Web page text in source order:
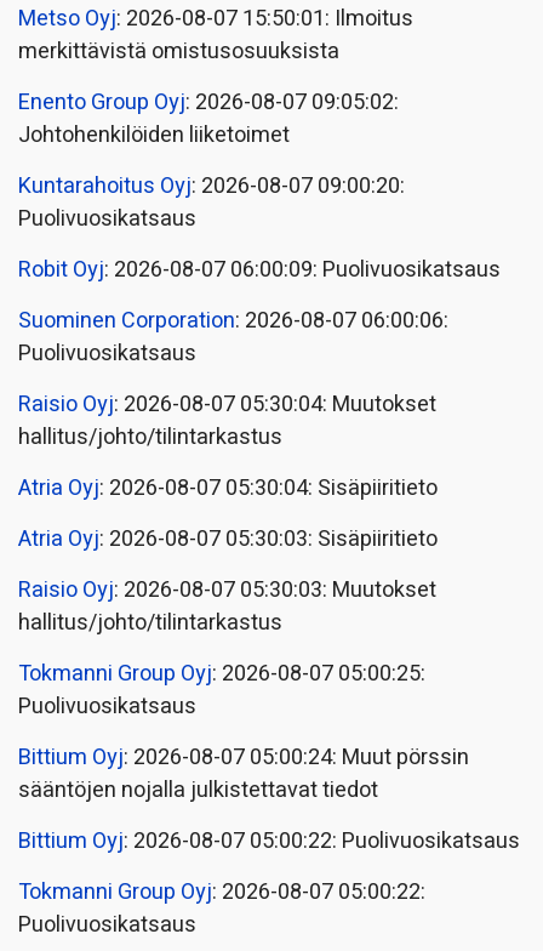
Metso Oyj: 2026-08-07 15:50:01: Ilmoitus
merkittävistä omistusosuuksista
Enento Group Oyj: 2026-08-07 09:05:02:
Johtohenkilöiden liiketoimet
Kuntarahoitus Oyj: 2026-08-07 09:00:20:
Puolivuosikatsaus
Robit Oyj: 2026-08-07 06:00:09: Puolivuosikatsaus
Suominen Corporation: 2026-08-07 06:00:06:
Puolivuosikatsaus
Raisio Oyj: 2026-08-07 05:30:04: Muutokset
hallitus/johto/tilintarkastus
Atria Oyj: 2026-08-07 05:30:04: Sisäpiiritieto
Atria Oyj: 2026-08-07 05:30:03: Sisäpiiritieto
Raisio Oyj: 2026-08-07 05:30:03: Muutokset
hallitus/johto/tilintarkastus
Tokmanni Group Oyj: 2026-08-07 05:00:25:
Puolivuosikatsaus
Bittium Oyj: 2026-08-07 05:00:24: Muut pörssin
sääntöjen nojalla julkistettavat tiedot
Bittium Oyj: 2026-08-07 05:00:22: Puolivuosikatsaus
Tokmanni Group Oyj: 2026-08-07 05:00:22:
Puolivuosikatsaus